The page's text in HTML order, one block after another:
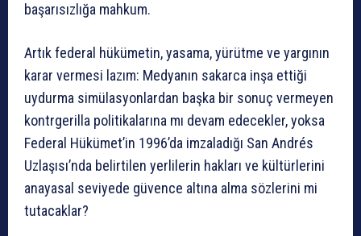
başarısızlığa mahkum.
Artık federal hükümetin, yasama, yürütme ve yargının
karar vermesi lazım: Medyanın sakarca inşa ettiği
uydurma simülasyonlardan başka bir sonuç vermeyen
kontrgerilla politikalarına mı devam edecekler, yoksa
Federal Hükümet’in 1996’da imzaladığı San Andrés
Uzlaşısı’nda belirtilen yerlilerin hakları ve kültürlerini
anayasal seviyede güvence altına alma sözlerini mi
tutacaklar?